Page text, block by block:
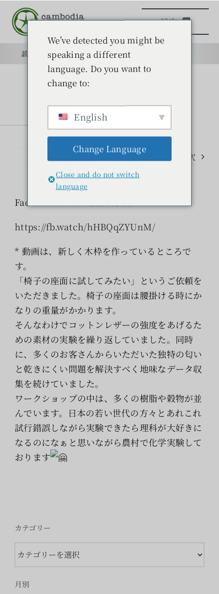
キ
目次
読みもの
学ぶ
索
読みもの 目的
前のページ 次
Facebookリンク（動画有り）
https://fb.watch/hHBQqZYUnM/
* 動画は、新しく木枠を作っているところで
す。
「椅子の座面に試してみたい」というご依頼を
いただきました。椅子の座面は腰掛ける時にか
なりの重量がかかります。
そんなわけでコットンレザーの強度をあげるた
めの素材の実験を繰り返していました。同時
に、多くのお客さんからいただいた独特の匂い
と乾きにくい問題を解決すべく地味なデータ収
集を続けていました。
ワークショップの中は、多くの樹脂や穀物が並
んでいます。日本の若い世代の方々とあれこれ
試行錯誤しながら実験できたら理科が大好きに
なるのになぁと思いながら農村で化学実験して
おります
カテゴリー
カ
テ
ゴ
月別
We've detected you might be
speaking a different
language. Do you want to
change to:
English
Change Language
Close and do not switch
language